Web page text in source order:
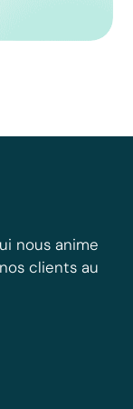
nous anime
clients au